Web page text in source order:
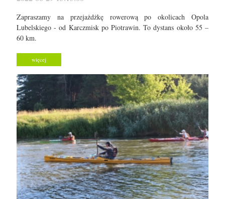
Zapraszamy na przejażdżkę rowerową po okolicach Opola
Lubelskiego - od Karczmisk po Piotrawin. To dystans około 55 –
60 km.
więcej